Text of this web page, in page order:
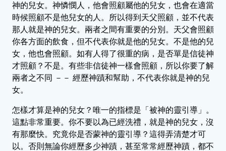
神的兒女。神憐憫人，他會照顧屬他的兒女，也會在適當
時候照顧不是他兒女的人。所以得到天父照顧，並不代表
那人就是神的兒女。兩者之間有重要的分別。天父會照顧
你各方面的飲食，但不代表你就是他的兒女。不是他的兒
女，他也會照顧。如有人得了很重的病，是否單是信徒神
才照顧？不是。有些非信徒神一樣會照顧，所以你要了解
兩者之不同 －－ 經歷神蹟和幫助，不代表你就是神的兒
女。
怎樣才算是神的兒女？唯一的指標是「被神的靈引導」。
這點非常重要。你不要以為已經洗禮，就是神的兒女，沒
有那麼快。究竟你是否蒙神的靈引導？這得弄清楚才可
以。否則無論你經歷多少神蹟，甚至常常經歷神蹟，都不